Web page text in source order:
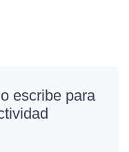
escribe para